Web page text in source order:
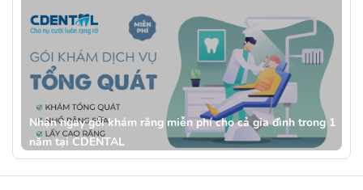
Nhận ngay gói khám răng miễn phí cho cả gia đình trong 1
năm tại CDENTAL